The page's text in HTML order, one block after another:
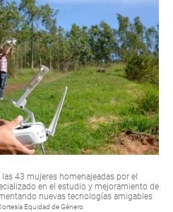
43 mujeres homenajeadas por el
en el estudio y mejoramiento de
nuevas tecnologías amigables
Equidad de Género.